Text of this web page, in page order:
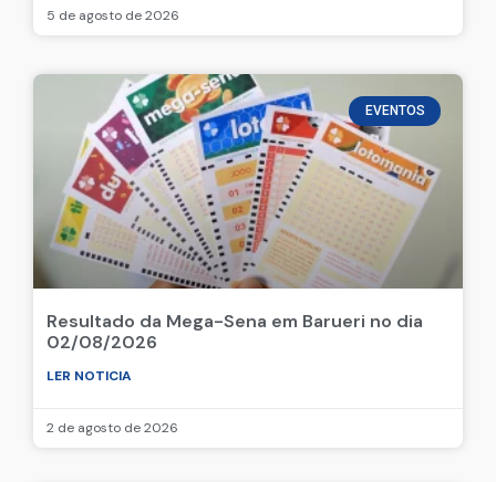
5 de agosto de 2026
EVENTOS
Resultado da Mega-Sena em Barueri no dia
02/08/2026
LER NOTICIA
2 de agosto de 2026